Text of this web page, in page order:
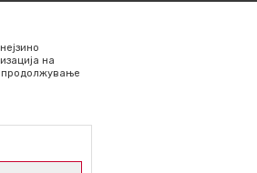
на
продолжување